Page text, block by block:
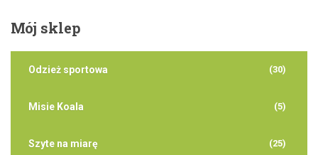
Mój sklep
Odzież sportowa (30)
Misie Koala (5)
Szyte na miarę (25)